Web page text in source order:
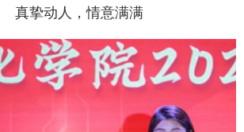
真挚动人，情意满满